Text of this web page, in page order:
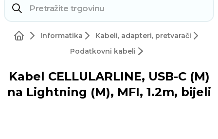
Informatika
Kabeli, adapteri, pretvarači
Podatkovni kabeli
Kabel CELLULARLINE, USB-C (M)
na Lightning (M), MFI, 1.2m, bijeli